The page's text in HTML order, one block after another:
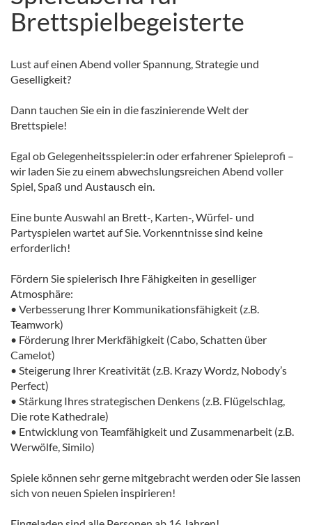
Brettspielbegeisterte
Lust auf einen Abend voller Spannung, Strategie und
Geselligkeit?
Dann tauchen Sie ein in die faszinierende Welt der
Brettspiele!
Egal ob Gelegenheitsspieler:in oder erfahrener Spieleprofi –
wir laden Sie zu einem abwechslungsreichen Abend voller
Spiel, Spaß und Austausch ein.
Eine bunte Auswahl an Brett-, Karten-, Würfel- und
Partyspielen wartet auf Sie. Vorkenntnisse sind keine
erforderlich!
Fördern Sie spielerisch Ihre Fähigkeiten in geselliger
Atmosphäre:
• Verbesserung Ihrer Kommunikationsfähigkeit (z.B.
Teamwork)
• Förderung Ihrer Merkfähigkeit (Cabo, Schatten über
Camelot)
• Steigerung Ihrer Kreativität (z.B. Krazy Wordz, Nobody’s
Perfect)
• Stärkung Ihres strategischen Denkens (z.B. Flügelschlag,
Die rote Kathedrale)
• Entwicklung von Teamfähigkeit und Zusammenarbeit (z.B.
Werwölfe, Similo)
Spiele können sehr gerne mitgebracht werden oder Sie lassen
sich von neuen Spielen inspirieren!